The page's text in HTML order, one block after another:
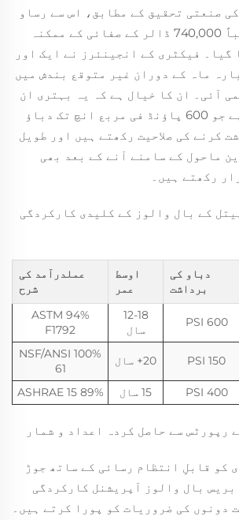
کی صنعتی تحقیق کے مطابق، اس سے رساو
کی صورت میں تقریباً 740,000 ڈالر کے صفائی کے ممکنہ
گیا۔ فیکٹری کے انجینئرز نے ایک اور
ماہ کے دوران غیر متوقع بندش میں
فیصد کمی آئی۔ ان کا خیال ہے کہ یہ بہتری ان
والوز کی وجہ سے ہے جو 600 پاؤنڈ فی مربع انچ تک دباؤ
کرنے کی صلاحیت رکھتے ہیں اور طویل
ماحول کے سامنے آنے کے بعد بھی
رکھتے ہیں۔
پیتل کے بال والوز کے کلیدی کارکردگی
دباو کی
برداشت
اوسط
عمر
عملدرآمد کی
شرح
600 PSI
12-18
سال
94% ASTM
F1792
150 PSI 20+ سال
100% NSF/ANSI
61
400 PSI 15 سال 89% ASHRAE 15
رپورٹس سے حاصل کردہ اعداد و شمار
کو قابلِ انتظام رسائی کے ساتھ جوڑ
بریس بال والوز آپریشنل کارکردگی
دونوں کی ضروریات کو پورا کرتے ہیں۔